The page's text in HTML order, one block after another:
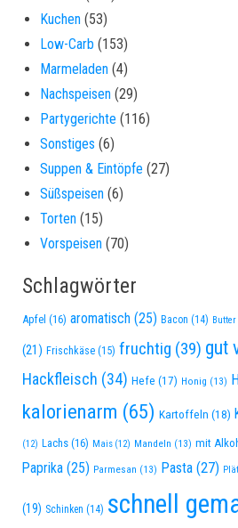
Kuchen (53)
Low-Carb (153)
Marmeladen (4)
Nachspeisen (29)
Partygerichte (116)
Sonstiges (6)
Suppen & Eintöpfe (27)
Süßspeisen (6)
Torten (15)
Vorspeisen (70)
Schlagwörter
Apfel (16) aromatisch (25) Bacon (14) Butter
(21) Frischkäse (15) fruchtig (39) gut
Hackfleisch (34) Hefe (17) Honig (13)
kalorienarm (65) Kartoffeln (18)
(12) Lachs (16) Mais (12) Mandeln (13) mit
Paprika (25) Parmesan (13) Pasta (27)
(19) Schinken (14) schnell